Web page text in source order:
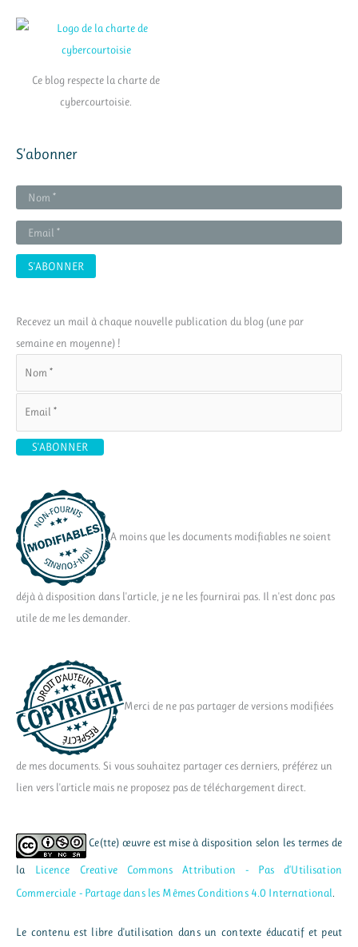
Ce blog respecte la charte de
cybercourtoisie.
S’abonner
Recevez un mail à chaque nouvelle publication du blog (une par
semaine en moyenne) !
A moins que les documents modifiables ne soient
déjà à disposition dans l'article, je ne les fournirai pas. Il n'est donc pas
utile de me les demander.
Merci de ne pas partager de versions modifiées
de mes documents. Si vous souhaitez partager ces derniers, préférez un
lien vers l'article mais ne proposez pas de téléchargement direct.
Ce(tte) œuvre est mise à disposition selon les termes de
la Licence Creative Commons Attribution - Pas d’Utilisation
Commerciale - Partage dans les Mêmes Conditions 4.0 International
Le contenu est libre d'utilisation dans un contexte éducatif et peut